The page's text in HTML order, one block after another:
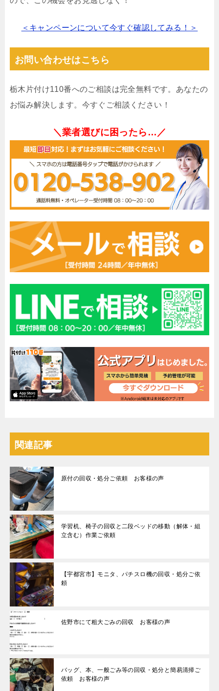
＜キャンペーンについて今すぐ確認してみる！＞
お問い合わせはこちら
栃木片付け110番へのご相談は完全無料です。あなたの
お悩み解決します。今すぐご相談ください！
＼業者選びに困ったら…／
関連記事
原付の回収・処分ご依頼 お客様の声
学習机、椅子の回収と二段ベッドの移動（解体・組
立含む）作業ご依頼
【宇都宮市】モニタ、パチスロ機の回収・処分ご依
頼
佐野市にて粗大ごみの回収 お客様の声
バッグ、本、一般ごみ等の回収・処分と簡易清掃ご
依頼 お客様の声